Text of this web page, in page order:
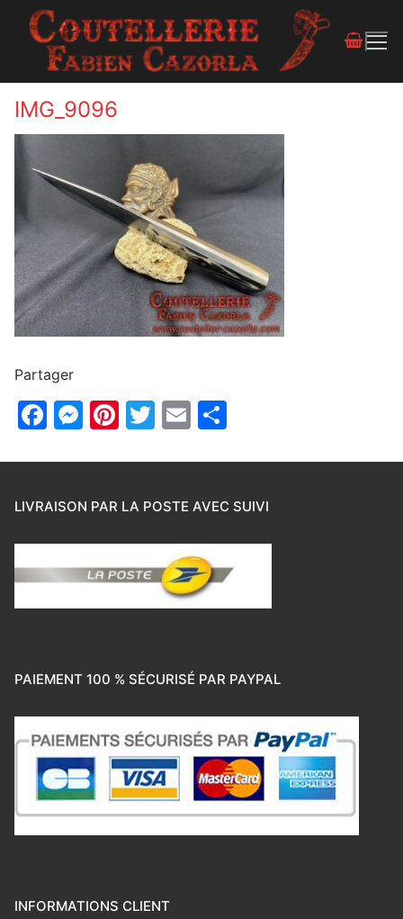
IMG_9096
Partager
Facebook
Messenger
Pinterest
Twitter
Email
LIVRAISON PAR LA POSTE AVEC SUIVI
PAIEMENT 100 % SÉCURISÉ PAR PAYPAL
INFORMATIONS CLIENT